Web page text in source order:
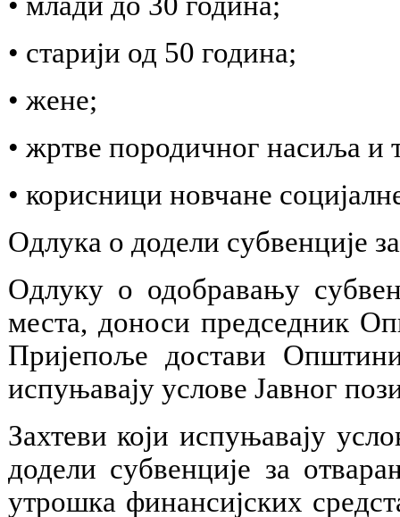
• старији од 50 година;
• жене;
• жртве породичног насиља и
• корисници новчане
Одлука о додели субвенције
Одлуку о одобравању
места, доноси председник
Пријепоље достави
испуњавају услове Јавног
Захтеви који испуњавају
додели субвенције за
утрошка финансијских